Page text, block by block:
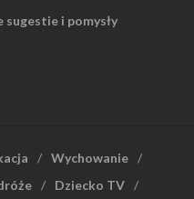
sugestie i pomysły
Wychowanie
Dziecko TV